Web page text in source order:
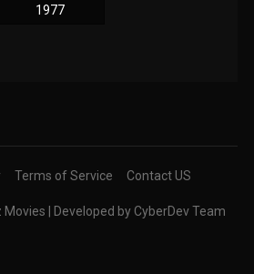
1977
Terms of Service Contact US
| Developed by CyberDev Team